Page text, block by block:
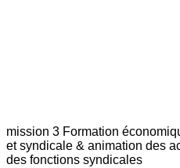
mission 3 Formation
et syndicale & animation des
des fonctions syndicales